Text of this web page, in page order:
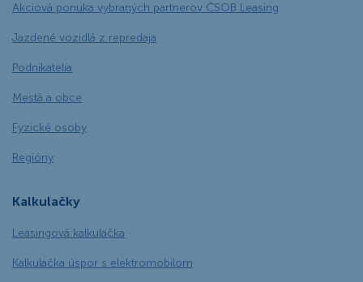
Akciová ponuka vybraných partnerov ČSOB Leasing
Jazdené vozidlá z repredaja
Podnikatelia
Mestá a obce
Fyzické osoby
Regióny
Kalkulačky
Leasingová kalkulačka
Kalkulačka úspor s elektromobilom